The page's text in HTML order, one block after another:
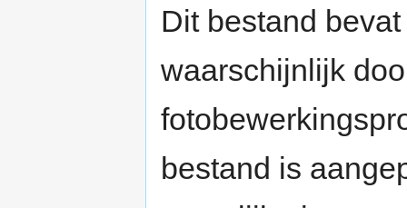
Dit bestand
waarschijnlijk
bestand is